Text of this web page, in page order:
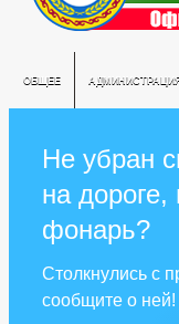
ОБЩЕЕ
Не убран
на дороге,
фонарь?
Столкнулись с
сообщите о ней!